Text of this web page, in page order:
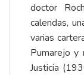
doctor
calendas,
varias
Pumarejo y
Justicia